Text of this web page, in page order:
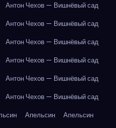
Антон Чехов — Вишнёвый сад
Антон Чехов — Вишнёвый сад
Антон Чехов — Вишнёвый сад
Антон Чехов — Вишнёвый сад
Антон Чехов — Вишнёвый сад
Антон Чехов — Вишнёвый сад
Апельсин
Апельсин